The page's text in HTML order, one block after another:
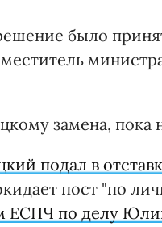
было
замена, пока
подал в
пост "по
ЕСПЧ по делу